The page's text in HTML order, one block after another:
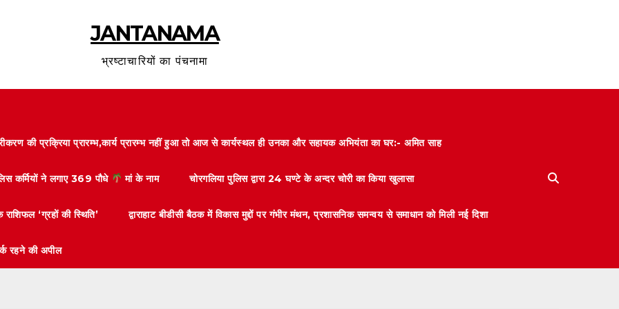
JANTANAMA
भ्रष्टाचारियों का पंचनामा
की प्रक्रिया प्रारम्भ,कार्य प्रारम्भ नहीं हुआ तो आज से कार्यस्थल ही उनका और सहायक अभियंता का घर:- अमित साह
कर्मियों ने लगाए 369 पौधे मां के नाम चोरगलिया पुलिस द्वारा 24 घण्टे के अन्दर चोरी का किया खुलासा
‘ग्रहों की स्थिति’ द्वाराहाट बीडीसी बैठक में विकास मुद्दों पर गंभीर मंथन, प्रशासनिक समन्वय से समाधान को मिली नई दिशा
रहने की अपील